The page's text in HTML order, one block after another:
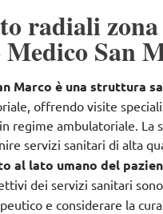
radiali
San
Marco è una struttura
offrendovisite
regime ambulatoriale .
servizi sanitari di alta
al lato umano del
dei servizi sanitari
e considerare la